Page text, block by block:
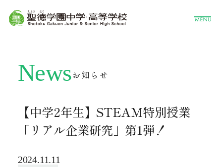
Newsお知らせ
【中学2年生】STEAM特別授業
「リアル企業研究」第1弾！
2024.11.11